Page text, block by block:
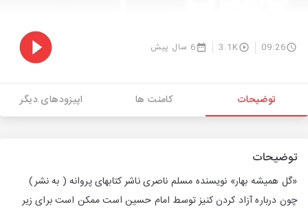
09:26
3.1K 6 سال پیش
توضیحات کامنت ها اپیزودهای دیگر
توضیحات
«گل همیشه بهار» نویسنده مسلم ناصری ناشر کتابهای پروانه ( به نشر)
چون درباره آزاد کردن کنیز توسط امام حسین است ممکن است برای زیر